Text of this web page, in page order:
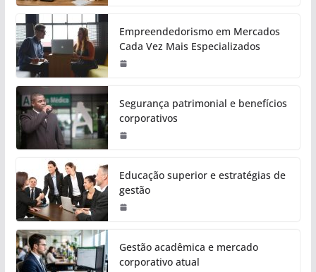
Empreendedorismo em Mercados
Cada Vez Mais Especializados
Segurança patrimonial e benefícios
corporativos
Educação superior e estratégias de
gestão
Gestão acadêmica e mercado
corporativo atual